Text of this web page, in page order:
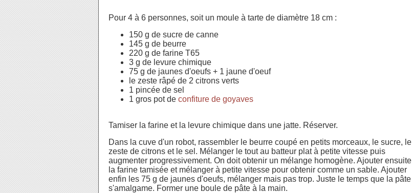
Pour 4 à 6 personnes, soit un moule à tarte de diamètre 18 cm :
150 g de sucre de canne
145 g de beurre
220 g de farine T65
3 g de levure chimique
75 g de jaunes d'oeufs + 1 jaune d'oeuf
le zeste râpé de 2 citrons verts
1 pincée de sel
1 gros pot de confiture de goyaves
Tamiser la farine et la levure chimique dans une jatte. Réserver.
Dans la cuve d'un robot, rassembler le beurre coupé en petits morceaux, le sucre, le
zeste de citrons et le sel. Mélanger le tout au batteur plat à petite vitesse puis
augmenter progressivement. On doit obtenir un mélange homogène. Ajouter ensuite
la farine tamisée et mélanger à petite vitesse pour obtenir comme un sable. Ajouter
enfin les 75 g de jaunes d'oeufs, mélanger mais pas trop. Juste le temps que la pâte
s'amalgame. Former une boule de pâte à la main.